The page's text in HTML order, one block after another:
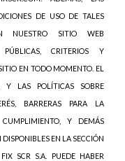
DE USO DE TALES
NUESTRO SITIO WEB
PÚBLICAS, CRITERIOS Y
EN TODO MOMENTO. EL
LAS POLÍTICAS SOBRE
BARRERAS PARA LA
Y DEMÁS
EN LA SECCIÓN
SCR S.A. PUEDE HABER